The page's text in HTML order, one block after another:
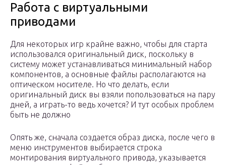
Работа с виртуальными
приводами
Для некоторых игр крайне важно, чтобы для старта
использовался оригинальный диск, поскольку в
систему может устанавливаться минимальный набор
компонентов, а основные файлы располагаются на
оптическом носителе. Но что делать, если
оригинальный диск вы взяли попользоваться на пару
дней, а играть-то ведь хочется? И тут особых проблем
быть не должно
Опять же, сначала создается образ диска, после чего в
меню инструментов выбирается строка
монтирования виртуального привода, указывается